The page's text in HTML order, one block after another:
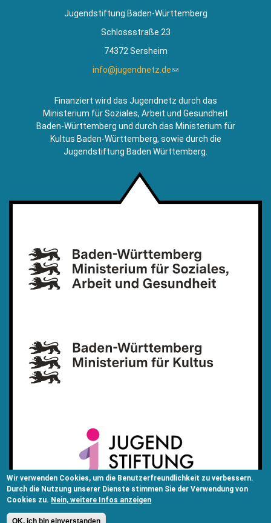
Wir verwenden Cookies, um die Benutzerfreundlichkeit zu verbessern.
Durch die Nutzung unserer Dienste stimmen Sie der Verwendung von
Cookies zu. Nein, weitere Infos anzeigen
OK, ich bin einverstanden
Jugendstiftung Baden-Württemberg
Schlossstraße 23
74372 Sersheim
info@jugendnetz.de(Link
Mail)
Finanziert wird das Jugendnetz durch das
Ministerium für Soziales, Arbeit und Gesundheit
Baden-Württemberg und durch das Ministerium für
Kultus Baden-Württemberg, sowie durch die
Jugendstiftung Baden Württemberg.